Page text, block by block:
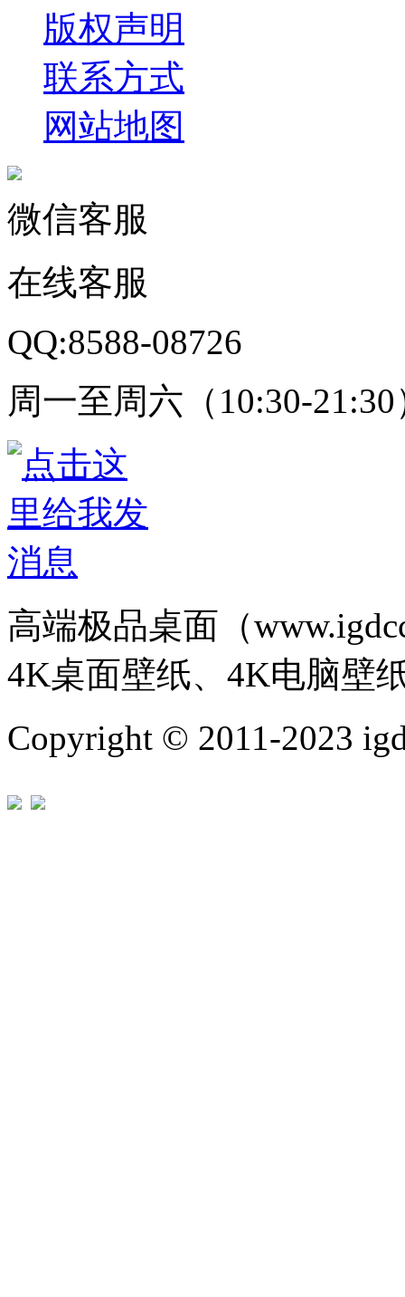
版权声明
联系方式
网站地图
微信客服
在线客服
QQ:8588-08726
周一至周六（10:30-21:30
高端极品桌面（
4K桌面壁纸、4K电脑壁
Copyright © 2011-2023